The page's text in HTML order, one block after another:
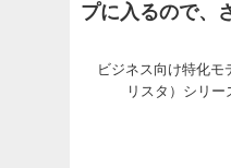
プに入るので、
ビジネス向け特化モ
リスタ）シリー